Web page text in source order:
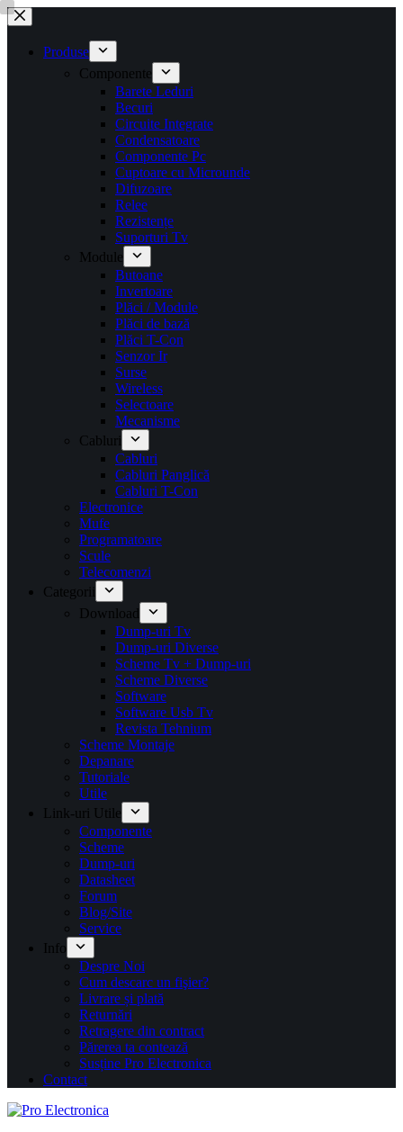
Sari
la
conținutProduse
Componente
Barete Leduri
Becuri
Circuite Integrate
Condensatoare
Componente Pc
Cuptoare cu Microunde
Difuzoare
Relee
Rezistențe
Suporturi Tv
Module
Butoane
Invertoare
Plăci / Module
Plăci de bază
Plăci T-Con
Senzor Ir
Surse
Wireless
Selectoare
Mecanisme
Cabluri
Cabluri
Cabluri Panglică
Cabluri T-Con
Electronice
Mufe
Programatoare
Scule
Telecomenzi
Categorii
Download
Dump-uri Tv
Dump-uri Diverse
Scheme Tv + Dump-uri
Scheme Diverse
Software
Software Usb Tv
Revista Tehnium
Scheme Montaje
Depanare
Tutoriale
Utile
Link-uri Utile
Componente
Scheme
Dump-uri
Datasheet
Forum
Blog/Site
Service
Info
Despre Noi
Cum descarc un fişier?
Livrare și plată
Returnări
Retragere din contract
Părerea ta contează
Susține Pro Electronica
Contact